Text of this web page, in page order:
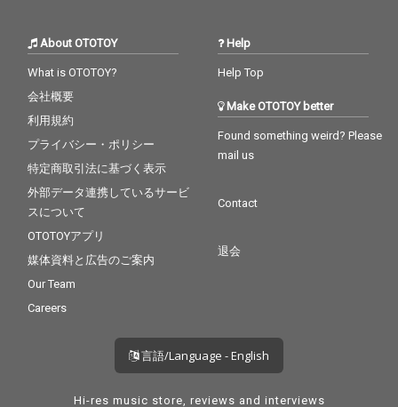
About OTOTOY
What is OTOTOY?
会社概要
利用規約
プライバシー・ポリシー
特定商取引法に基づく表示
外部データ連携しているサービ
スについて
OTOTOYアプリ
媒体資料と広告のご案内
Our Team
Careers
Help
Help Top
Make OTOTOY better
Found something weird? Please
mail us
Contact
退会
言語/Language - English
Hi-res music store, reviews and interviews